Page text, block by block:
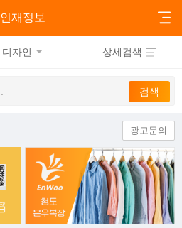
인재정보
디자인 상세검색
광고문의